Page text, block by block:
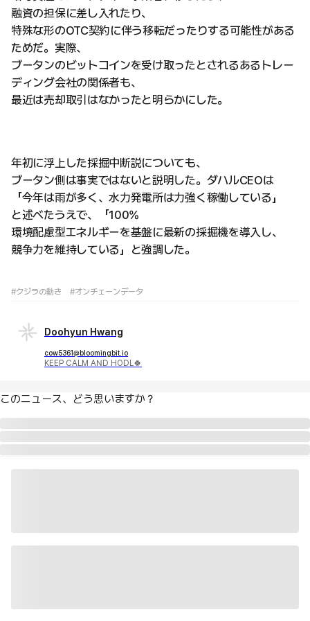
融資の担保に差し入れたり、
特殊な形のOTC契約に伴う移転だったりする可能性がある
ためだ。実際、
ブータンのビットコインを受け取ったとされるあるトレー
ディング会社の関係者も、
最近は売却取引はなかったと明らかにした。
年初に浮上した採掘中断説についても、
ブータン側は事実ではないと説明した。ダハルCEOは
「今年は雨が多く、水力発電所は力強く稼働している」
と述べたうえで、「100%
環境配慮型エネルギーを基盤に最新の採掘機を導入し、
競争力を維持している」と強調した。
#クジラの動き #オンチェーンデータ
Doohyun Hwang
cow5361@bloomingbit.io
KEEP CALM AND HODL🍀
このニュース、どう思いますか？